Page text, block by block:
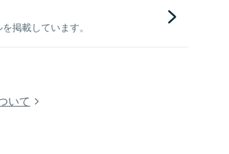
掲載しています。
いて